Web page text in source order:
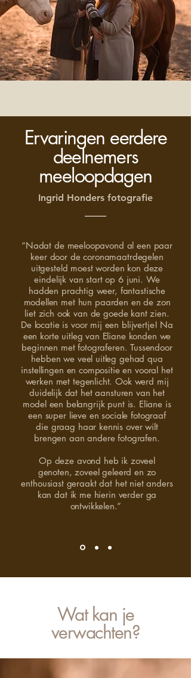
Ervaringen eerdere
deelnemers
meeloopdagen
Ingrid Honders fotografie
“Nadat de meeloopavond al een paar
keer door de coronamaatrdegelen
uitgesteld moest worden kon deze
eindelijk van start op 6 juni. We
hadden prachtig weer, fantastische
modellen met hun paarden en de zon
liet zich ook van de goede kant zien.
De locatie is voor mij een blijvertje! Na
een korte uitleg van Eliane konden we
beginnen met fotograferen. Tussendoor
hebben we veel uitleg gehad qua
instellingen en compositie en vooral het
werken met tegenlicht. Ook werd mij
duidelijk dat het aansturen van het
model een belangrijk punt is. Eliane is
een super lieve en sociale fotograaf
die graag haar kennis over wilt
brengen aan andere fotografen.
Op deze avond heb ik zoveel
genoten, zoveel geleerd en zo
enthousiast geraakt dat het niet anders
kan dat ik me hierin verder ga
ontwikkelen.”
Wat kan je
verwachten?